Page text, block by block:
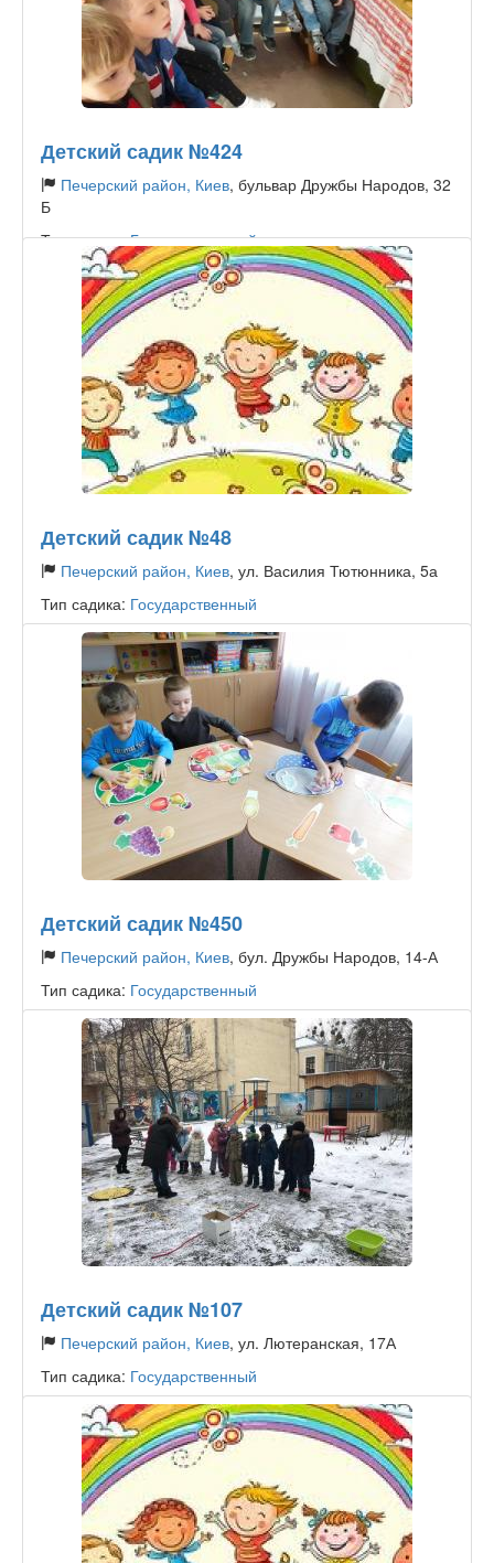
Детский садик №424
Печерский район, Киев, бульвар Дружбы Народов, 32
Б
Тип садика:Государственный
Детский садик №48
Печерский район, Киев, ул. Василия Тютюнника, 5а
Тип садика: Государственный
Детский садик №450
Печерский район, Киев, бул. Дружбы Народов, 14-А
Тип садика: Государственный
Детский садик №107
Печерский район, Киев, ул. Лютеранская, 17А
Тип садика: Государственный